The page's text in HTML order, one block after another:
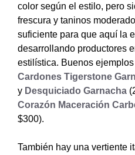
color según el estilo, pero
frescura y taninos
suficiente para que aquí la
desarrollando productores
estilística. Buenos
Cardones Tigerstone
y Desquiciado Garnacha
Corazón Maceración
$300).
También hay una vertiente